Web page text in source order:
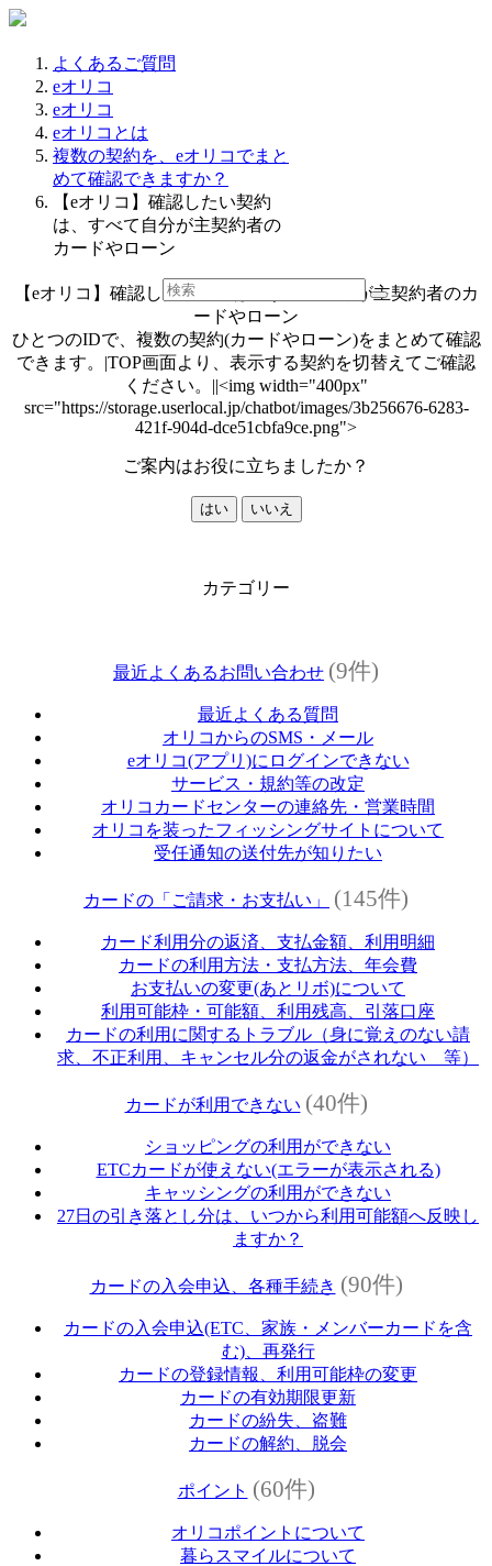
よくあるご質問
eオリコ
eオリコ
eオリコとは
複数の契約を、eオリコでまと
めて確認できますか？
【eオリコ】確認したい契約
は、すべて自分が主契約者の
カードやローン
【eオリコ】確認したい契約は、すべて自分が主契約者のカ
ードやローン
ひとつのIDで、複数の契約(カードやローン)をまとめて確認
できます。|TOP画面より、表示する契約を切替えてご確認
ください。||<img width="400px"
src="https://storage.userlocal.jp/chatbot/images/3b256676-6283-
421f-904d-dce51cbfa9ce.png">
ご案内はお役に立ちましたか？
はい いいえ
カテゴリー
最近よくあるお問い合わせ (9件)
最近よくある質問
オリコからのSMS・メール
eオリコ(アプリ)にログインできない
サービス・規約等の改定
オリコカードセンターの連絡先・営業時間
オリコを装ったフィッシングサイトについて
受任通知の送付先が知りたい
カードの「ご請求・お支払い」 (145件)
カード利用分の返済、支払金額、利用明細
カードの利用方法・支払方法、年会費
お支払いの変更(あとリボ)について
利用可能枠・可能額、利用残高、引落口座
カードの利用に関するトラブル（身に覚えのない請
求、不正利用、キャンセル分の返金がされない 等）
カードが利用できない (40件)
ショッピングの利用ができない
ETCカードが使えない(エラーが表示される)
キャッシングの利用ができない
27日の引き落とし分は、いつから利用可能額へ反映し
ますか？
カードの入会申込、各種手続き (90件)
カードの入会申込(ETC、家族・メンバーカードを含
む)、再発行
カードの登録情報、利用可能枠の変更
カードの有効期限更新
カードの紛失、盗難
カードの解約、脱会
ポイント (60件)
オリコポイントについて
暮らスマイルについて